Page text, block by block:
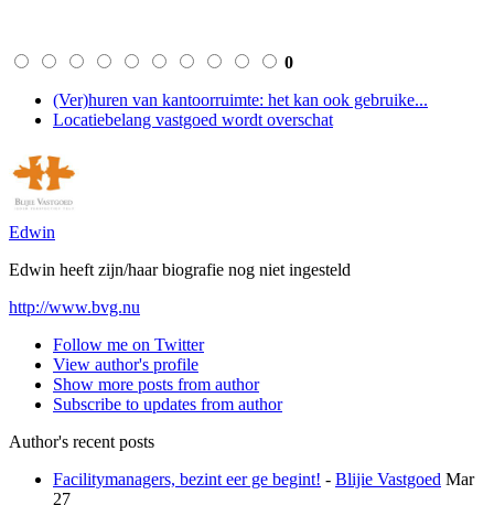
0
(Ver)huren van kantoorruimte: het kan ook gebruike...
Locatiebelang vastgoed wordt overschat
Edwin
Edwin heeft zijn/haar biografie nog niet ingesteld
http://www.bvg.nu
Follow me on Twitter
View author's profile
Show more posts from author
Subscribe to updates from author
Author's recent posts
Facilitymanagers, bezint eer ge begint! - Blijie Vastgoed Mar
27